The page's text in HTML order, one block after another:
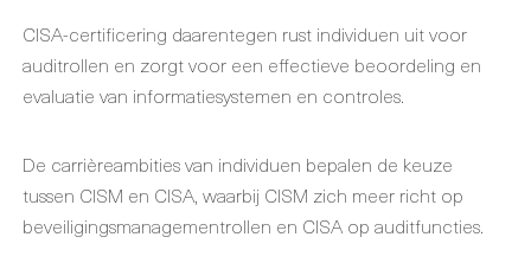
CISA-certificering daarentegen rust individuen uit voor
auditrollen en zorgt voor een effectieve beoordeling en
evaluatie van informatiesystemen en controles.
De carrièreambities van individuen bepalen de keuze
tussen CISM en CISA, waarbij CISM zich meer richt op
beveiligingsmanagementrollen en CISA op auditfuncties.